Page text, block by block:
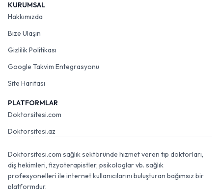
KURUMSAL
Hakkımızda
Bize Ulaşın
Gizlilik Politikası
Google Takvim Entegrasyonu
Site Haritası
PLATFORMLAR
Doktorsitesi.com
Doktorsitesi.az
Doktorsitesi.com sağlık sektöründe hizmet veren tıp doktorları,
diş hekimleri, fizyoterapistler, psikologlar vb. sağlık
profesyonelleri ile internet kullanıcılarını buluşturan bağımsız bir
platformdur.